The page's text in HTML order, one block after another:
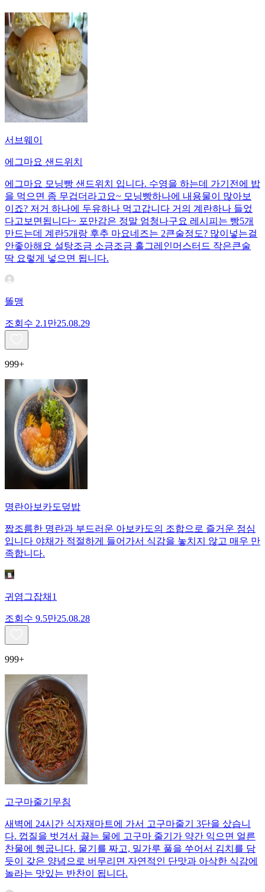
서브웨이
에그마요 샌드위치
에그마요 모닝빵 샌드위치 입니다. 수영을 하는데 가기전에 밥
을 먹으면 좀 무겁더라고요~ 모닝빵하나에 내용물이 많아보
이죠? 저거 하나에 두유하나 먹고갑니다 거의 계란하나 들었
다고보면됩니다~ 포만감은 정말 엄청나구요 레시피는 빵5개
만드는데 계란5개랑 후추 마요네즈는 2큰술정도? 많이넣는걸
안좋아해요 설탕조금 소금조금 홀그레인머스터드 작은큰술
딱 요렇게 넣으면 됩니다.
똘맹
조회수 2.1만25.08.29
999+
명란아보카도덮밥
짭조름한 명란과 부드러운 아보카도의 조합으로 즐거운 점심
입니다 야채가 적절하게 들어가서 식감을 놓치지 않고 매우 만
족합니다.
귀염그잡채1
조회수 9.5만25.08.28
999+
고구마줄기무침
새벽에 24시간 식자재마트에 가서 고구마줄기 3단을 샀습니
다. 껍질을 벗겨서 끓는 물에 고구마 줄기가 약간 익으면 얼른
찬물에 헹굽니다. 물기를 짜고, 밀가루 풀을 쑤어서 김치를 담
듯이 갖은 양념으로 버무리면 자연적인 단맛과 아삭한 식감에
놀라는 맛있는 반찬이 됩니다.